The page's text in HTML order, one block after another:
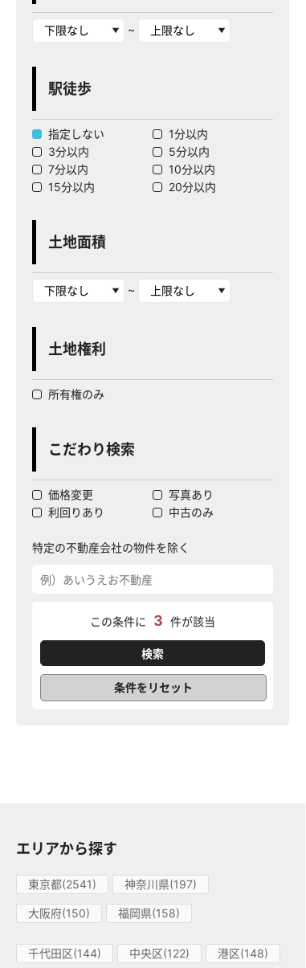
~
駅徒歩
指定しない
1分以内
3分以内
5分以内
7分以内
10分以内
15分以内
20分以内
土地面積
~
土地権利
所有権のみ
こだわり検索
価格変更
写真あり
利回りあり
中古のみ
特定の不動産会社の物件を除く
この条件に 3 件が該当
条件をリセット
エリアから探す
東京都(2541) 神奈川県(197)
大阪府(150) 福岡県(158)
千代田区(144) 中央区(122) 港区(148)